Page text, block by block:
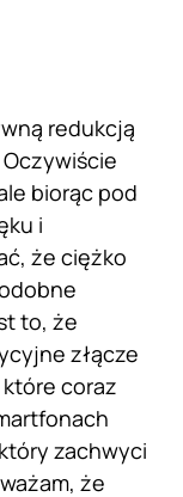
redukcją
biorąc pod
i
że ciężko
to, że
złącze
które coraz
zachwyci
że